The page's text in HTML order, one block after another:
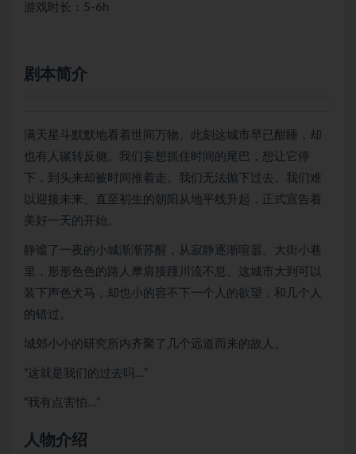
游戏时长：5-6h
剧本简介
满天星斗默默地看着世间万物。此刻这城市早已酣睡，却
也有人辗转反侧。我们妄想抓住时间的尾巴，想让它停
下，到头来却被时间推着走。我们无法抛下过去。我们难
以迎接未来。直至初生的朝阳从地平线升起，正式宣告着
美好一天的开始。
静谧了一夜的小城渐渐苏醒，从寂静逐渐喧嚣。大街小巷
里，形形色色的路人摩肩接踵川流不息。这城市大到可以
装下声色犬马，却也小的容不下一个人的欲望，和几个人
的错过。
城郊小小的研究所内齐聚了几个远道而来的故人。
“这就是我们的过去吗…”
“我有点害怕…”
人物介绍